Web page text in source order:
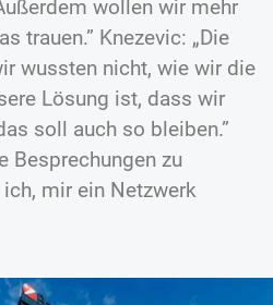
wollen wir mehr
trauen.” Knezevic: „Die
wussten nicht, wie wir die
Lösung ist, dass wir
soll auch so bleiben.”
Besprechungen zu
mir ein Netzwerk